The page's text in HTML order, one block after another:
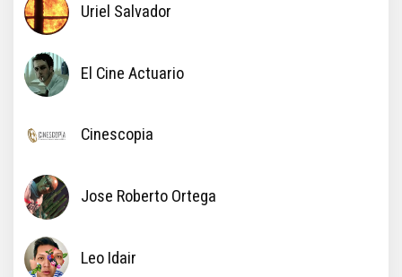
Uriel Salvador
El Cine Actuario
Cinescopia
Jose Roberto Ortega
Leo Idair